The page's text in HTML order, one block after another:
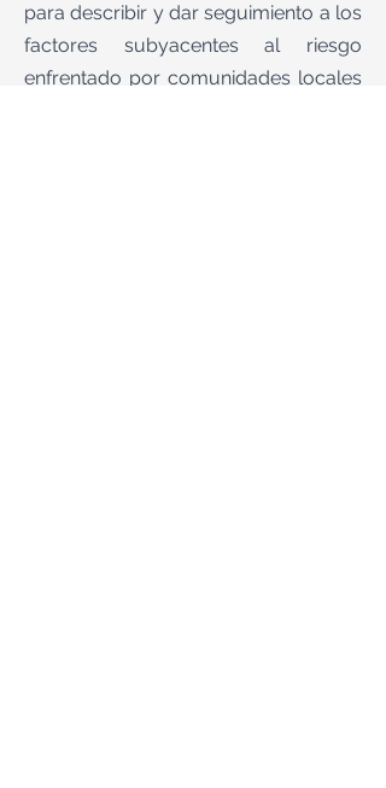
para describir y dar seguimiento a los
factores subyacentes al riesgo
enfrentado por comunidades locales